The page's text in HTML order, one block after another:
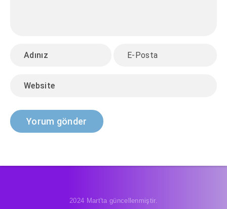
2024 Mart'ta güncellenmiştir.